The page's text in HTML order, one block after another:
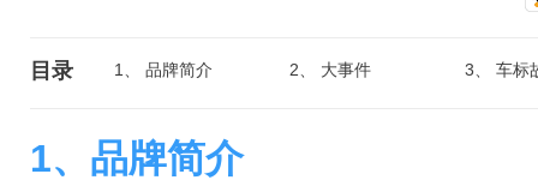
目录 1、 品牌简介 2、 大事件 3、 车标
1、品牌简介